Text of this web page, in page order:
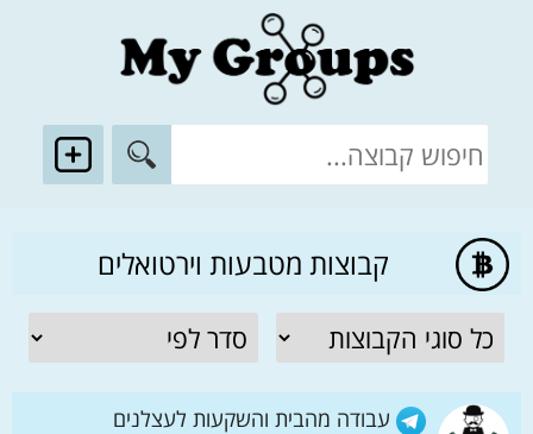
קבוצות מטבעות וירטואלים
עבודה מהבית והשקעות לעצלנים